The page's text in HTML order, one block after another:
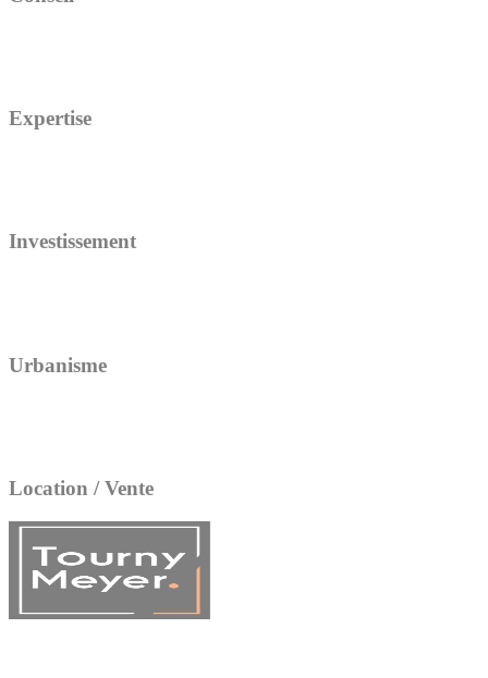
Expertise
Investissement
Urbanisme
Location / Vente